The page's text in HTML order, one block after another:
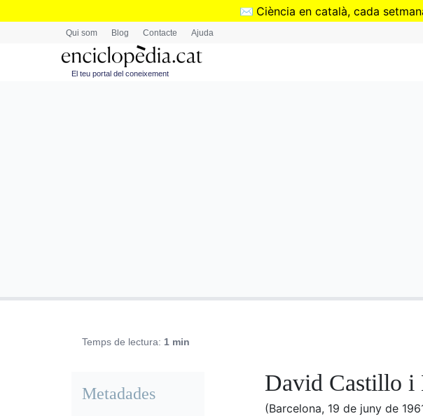
✉️ Ciència en català, cada
Qui som Blog Contacte Ajuda
El teu portal del coneixement
Temps de lectura: 1 min
David Castillo i
(Barcelona, 19 de juny de
Metadades